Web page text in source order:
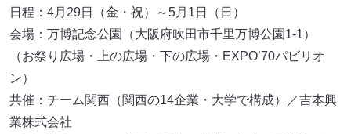
日程：4月29日（金・祝）～5月1日（日）
会場：万博記念公園（大阪府吹田市千里万博公園1-1）
（お祭り広場・上の広場・下の広場・EXPO’70パビリオ
ン）
共催：チーム関西（関西の14企業・大学で構成）／吉本興
業株式会社